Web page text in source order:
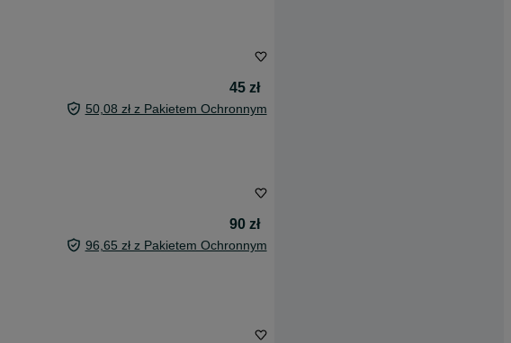
45 zł
50,08 zł z Pakietem Ochronnym
90 zł
96,65 zł z Pakietem Ochronnym